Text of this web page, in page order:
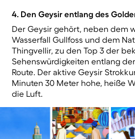
4. Den Geysir entlang des
Der Geysir gehört, neben dem
Wasserfall Gullfoss und dem
Thingvellir, zu den Top 3 der
Sehenswürdigkeiten entlang
Route. Der aktive Geysir
Minuten 30 Meter hohe, heiße
die Luft.